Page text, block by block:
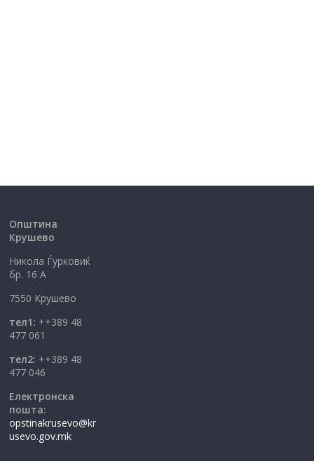
Општина
Крушево
Никола Ѓурковиќ
бр. 16 А
7550 Крушево
тел1: ++389 48
477 061
тел2: ++389 48
477 046
Електронска
пошта:
opstinakrusevo@kr
usevo.gov.mk